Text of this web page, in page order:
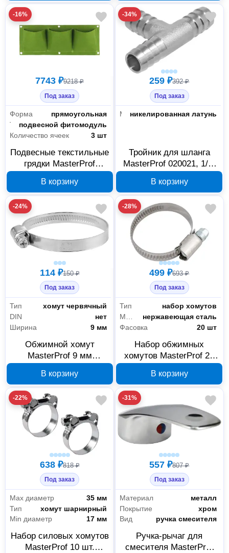
латунный
хромированный
-16%
7743 ₽9218 ₽
Под заказ
Форма
прямоугольная
Типподвесной фитомодуль
Количество ячеек
3 шт
Подвесные текстильные
грядки MasterProf
кармана
В корзину
-34%
259 ₽392 ₽
Под заказ
Материалникелированная латунь
Тройник для шланга
MasterProf 020021, 1/2,
В корзину
-24%
114 ₽150 ₽
Под заказ
Тип
хомут червячный
DIN
нет
Ширина
9 мм
Обжимной хомут
MasterProf 9 мм
2 шт 140852
В корзину
-28%
499 ₽693 ₽
Под заказ
Тип
набор хомутов
нержавеющая сталь
Фасовка
20 шт
Набор обжимных
хомутов MasterProf 20
В корзину
-22%
638 ₽818 ₽
Под заказ
Max диаметр
35 мм
Тип
хомут шарнирный
Min диаметр
17 мм
Набор силовых хомутов
MasterProf 10 шт.
-31%
557 ₽807 ₽
Под заказ
Материал
металл
Покрытие
хром
Вид
ручка смесителя
Ручка-рычаг для
смесителя MasterProf